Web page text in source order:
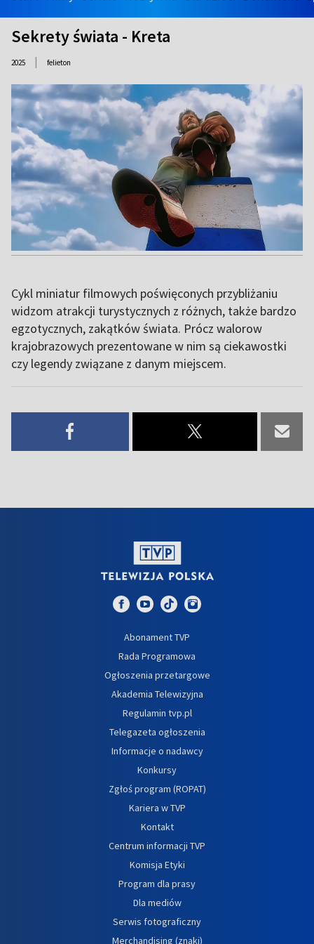
Sekrety świata - Kreta
2025 | felieton
Cykl miniatur filmowych poświęconych przybliżaniu
widzom atrakcji turystycznych z różnych, także bardzo
egzotycznych, zakątków świata. Prócz walorow
krajobrazowych prezentowane w nim są ciekawostki
czy legendy związane z danym miejscem.
Abonament TVP
Rada Programowa
Ogłoszenia przetargowe
Akademia Telewizyjna
Regulamin tvp.pl
Telegazeta ogłoszenia
Informacje o nadawcy
Konkursy
Zgłoś program (ROPAT)
Kariera w TVP
Kontakt
Centrum informacji TVP
Komisja Etyki
Program dla prasy
Dla mediów
Serwis fotograficzny
Merchandising (znaki)